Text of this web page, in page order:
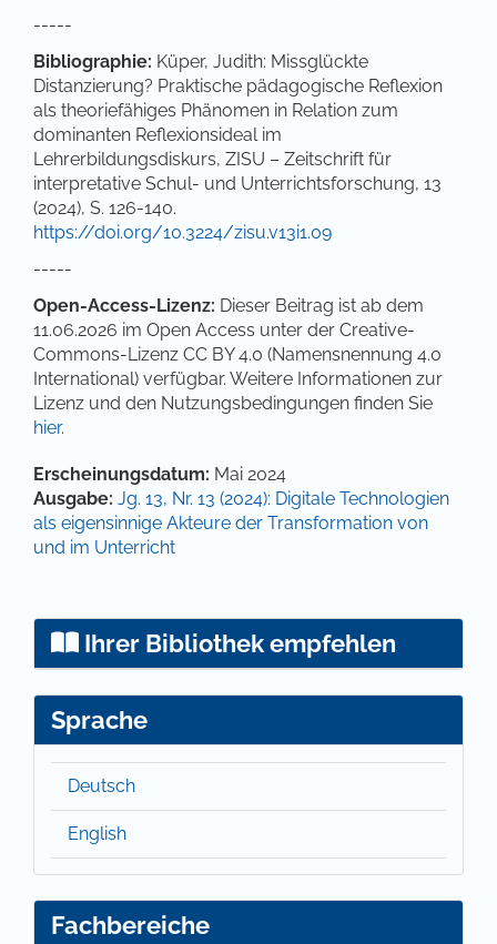
-----
Bibliographie: Küper, Judith: Missglückte
Distanzierung? Praktische pädagogische Reflexion
als theoriefähiges Phänomen in Relation zum
dominanten Reflexionsideal im
Lehrerbildungsdiskurs, ZISU – Zeitschrift für
interpretative Schul- und Unterrichtsforschung, 13
(2024), S. 126-140.
https://doi.org/10.3224/zisu.v13i1.09
-----
Open-Access-Lizenz: Dieser Beitrag ist ab dem
11.06.2026 im Open Access unter der Creative-
Commons-Lizenz CC BY 4.0 (Namensnennung 4.0
International) verfügbar. Weitere Informationen zur
Lizenz und den Nutzungsbedingungen finden Sie
hier.
Artikel-Details
Erscheinungsdatum: Mai 2024
Ausgabe: Jg. 13, Nr. 13 (2024): Digitale Technologien
als eigensinnige Akteure der Transformation von
und im Unterricht
Ihrer Bibliothek empfehlen
Sprache
Deutsch
English
Fachbereiche